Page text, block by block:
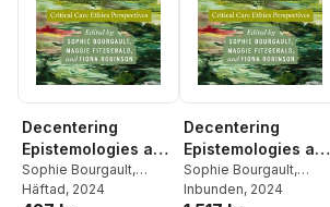
Decentering
Epistemologies and
Challenging
Privilege
Sophie Bourgault,
Maggie FitzGerald
Häftad, 2024
Decentering
Epistemologies and
Challenging
Privilege
Sophie Bourgault,
Maggie FitzGerald
Inbunden, 2024